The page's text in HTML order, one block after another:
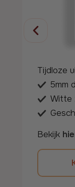
Tijdloze
5mm
Witte
Bekijk